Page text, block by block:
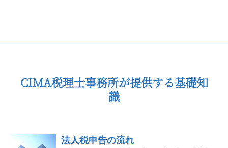
CIMA税理士事務所が提供する基礎知
識
法人税申告の流れ